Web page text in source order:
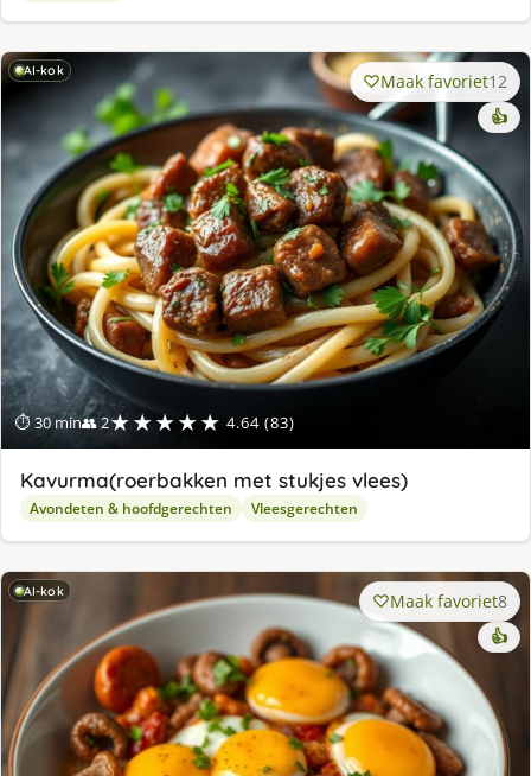
AI-kok
⏱ 30 min👥 2★★★★★ 4.64 (83)
Maak favoriet12
👍
Kavurma(roerbakken met stukjes vlees)
Avondeten & hoofdgerechten Vleesgerechten
AI-kok Maak favoriet8
👍